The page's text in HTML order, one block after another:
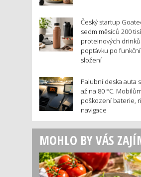
Český startup
sedm měsíců 200
proteinových
poptávku po
složení
Palubní deska auta
až na 80 °C.
poškození baterie,
navigace
MOHLO BY VÁS